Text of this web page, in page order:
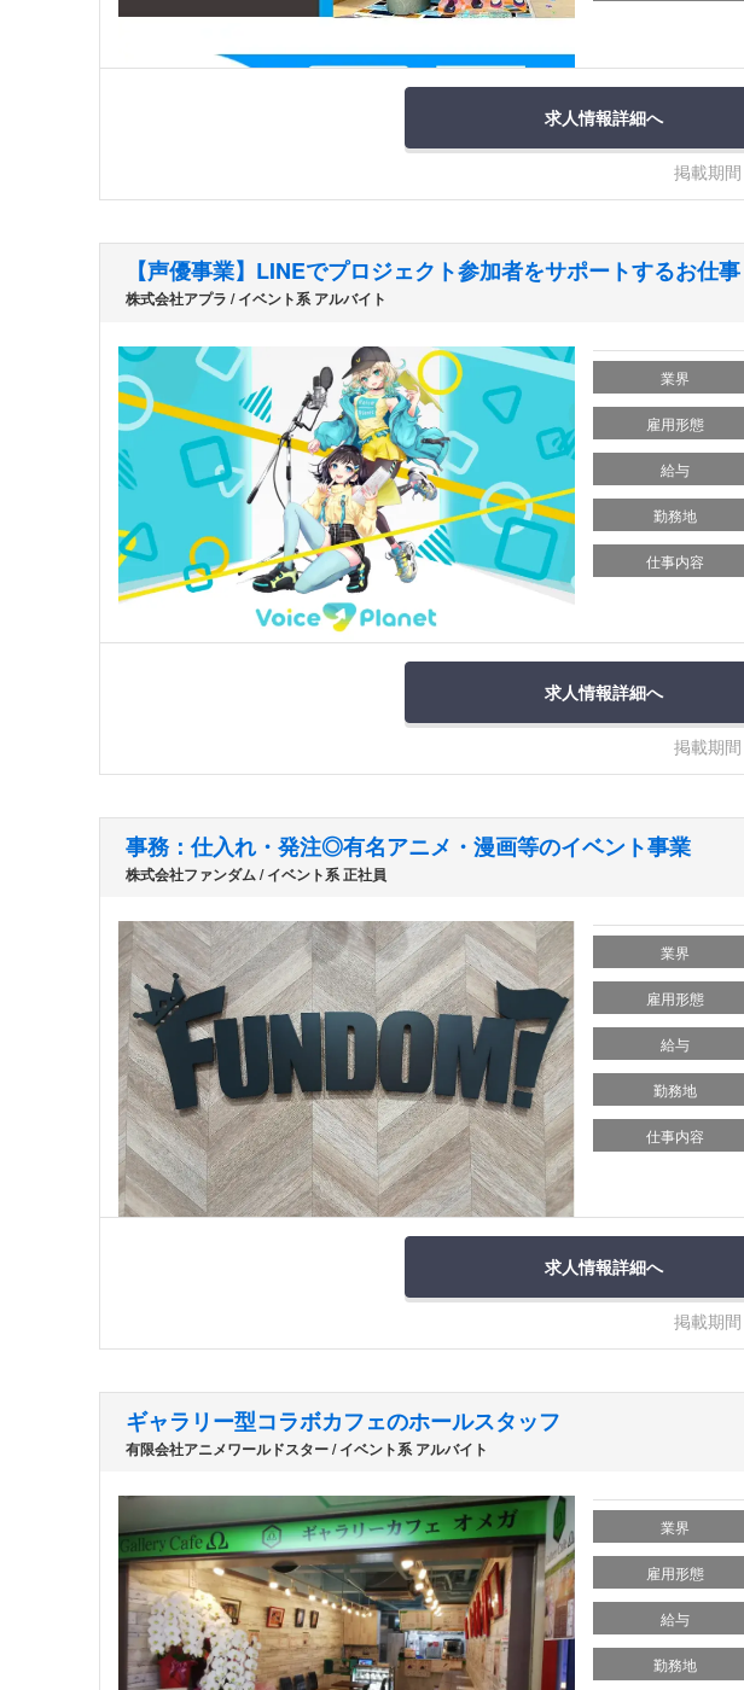
求人情報詳細へ
掲載期
【声優事業】LINEでプロジェクト参加者をサポートするお仕事
株式会社アプラ / イベント系 アルバイト
業界
雇用形態
給与
勤務地
仕事内容
求人情報詳細へ
掲載期
事務：仕入れ・発注◎有名アニメ・漫画等のイベント事業
株式会社ファンダム / イベント系 正社員
業界
雇用形態
給与
勤務地
仕事内容
求人情報詳細へ
掲載期
ギャラリー型コラボカフェのホールスタッフ
有限会社アニメワールドスター / イベント系 アルバイト
業界
雇用形態
給与
勤務地